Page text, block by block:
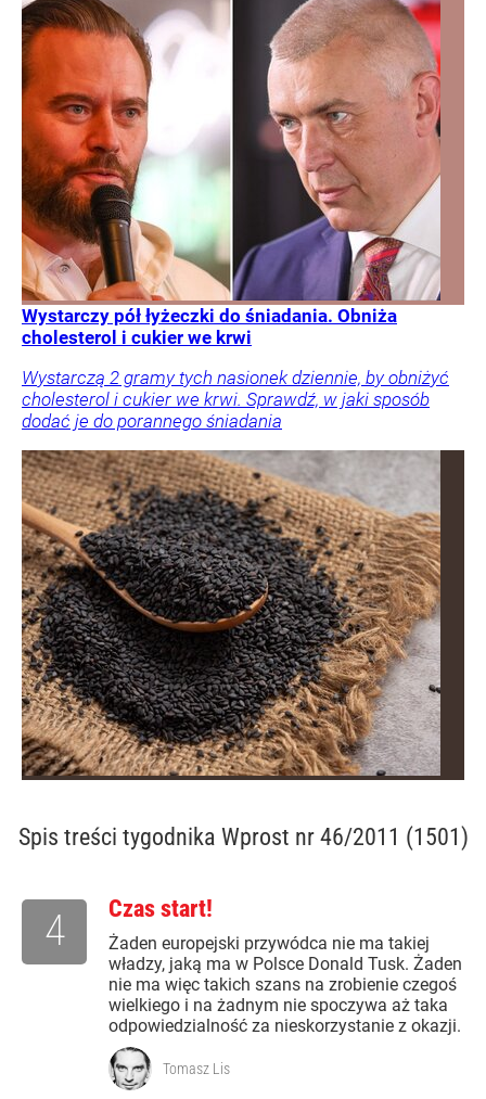
Wystarczy pół łyżeczki do śniadania. Obniża
cholesterol i cukier we krwi
Wystarczą 2 gramy tych nasionek dziennie, by obniżyć
cholesterol i cukier we krwi. Sprawdź, w jaki sposób
dodać je do porannego śniadania
Spis treści tygodnika Wprost nr 46/2011 (1501)
Czas start!
Żaden europejski przywódca nie ma takiej
władzy, jaką ma w Polsce Donald Tusk. Żaden
nie ma więc takich szans na zrobienie czegoś
wielkiego i na żadnym nie spoczywa aż taka
odpowiedzialność za nieskorzystanie z okazji.
4
Tomasz Lis